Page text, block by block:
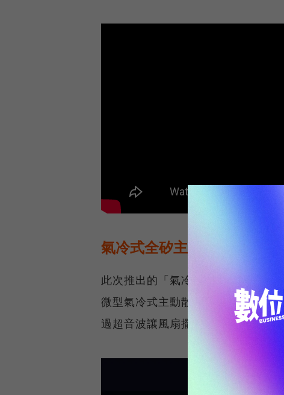
氣冷式全矽主動散熱是什麼？
此次推出的「氣冷式全矽主動散熱
微型氣冷式主動散熱晶片，就像是
過超音波讓風扇擺動，吹動氣流來